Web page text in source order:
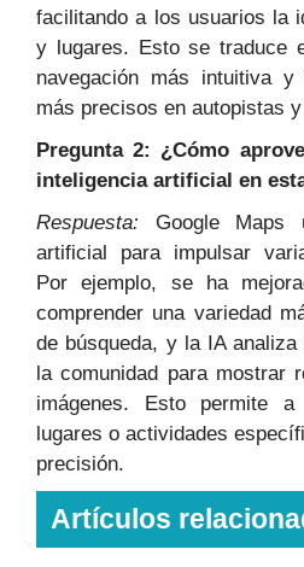
facilitando a los usuarios la
y lugares. Esto se traduce
navegación más intuitiva
más precisos en autopistas
Pregunta 2: ¿Cómo
inteligencia artificial en
Respuesta: Google Maps
artificial para impulsar
Por ejemplo, se ha
comprender una variedad
de búsqueda, y la IA
la comunidad para mostrar
imágenes. Esto permite
lugares o actividades
precisión.
Artículos